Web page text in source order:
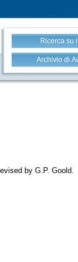
Ricerca su
Archivio di